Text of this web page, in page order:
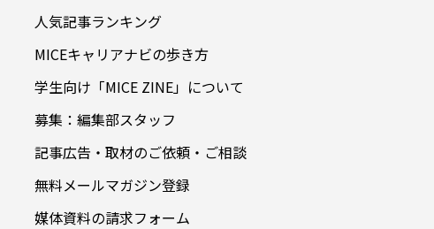
人気記事ランキング
MICEキャリアナビの歩き方
学生向け「MICE ZINE」について
募集：編集部スタッフ
記事広告・取材のご依頼・ご相談
無料メールマガジン登録
媒体資料の請求フォーム